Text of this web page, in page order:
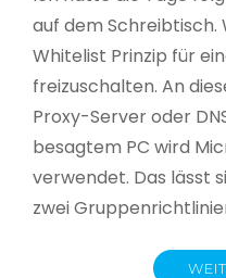
auf dem
Whitelist Prinzip für
freizuschalten. An
Proxy-Server oder
besagtem PC wird
verwendet. Das lässt
zwei